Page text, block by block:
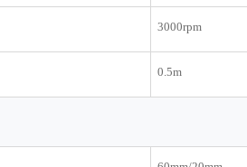
3000rpm
0.5m